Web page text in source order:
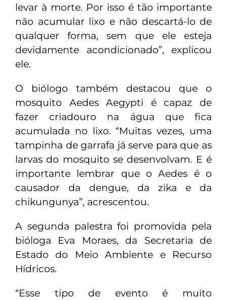
levar à morte. Por isso é tão importante
não acumular lixo e não descartá-lo de
qualquer forma, sem que ele esteja
devidamente acondicionado”, explicou
ele.
O biólogo também destacou que o
mosquito Aedes Aegypti é capaz de
fazer criadouro na água que fica
acumulada no lixo. “Muitas vezes, uma
tampinha de garrafa já serve para que as
larvas do mosquito se desenvolvam. E é
importante lembrar que o Aedes é o
causador da dengue, da zika e da
chikungunya”, acrescentou.
A segunda palestra foi promovida pela
bióloga Eva Moraes, da Secretaria de
Estado do Meio Ambiente e Recurso
Hídricos.
“Esse tipo de evento é muito